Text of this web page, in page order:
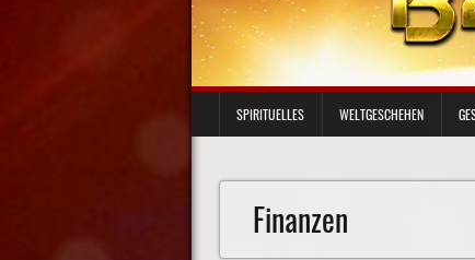
SPIRITUELLES WELTGESCHEHEN
Finanzen